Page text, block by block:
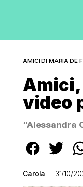
AMICI DI MARIA DE
Amici,
video
“Alessandra
Carola 31/10/